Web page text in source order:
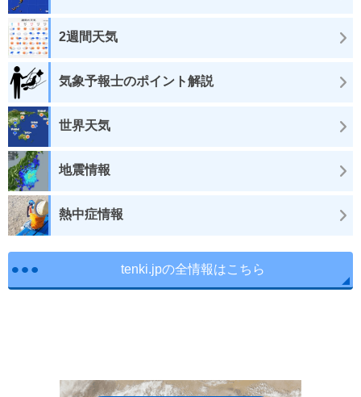
2週間天気
気象予報士のポイント解説
世界天気
地震情報
熱中症情報
tenki.jpの全情報はこちら